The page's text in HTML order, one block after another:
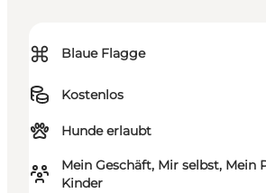
⌘ Blaue Flagge
Kostenlos
Hunde erlaubt
Mein Geschäft, Mir selbst, Mein
Kinder